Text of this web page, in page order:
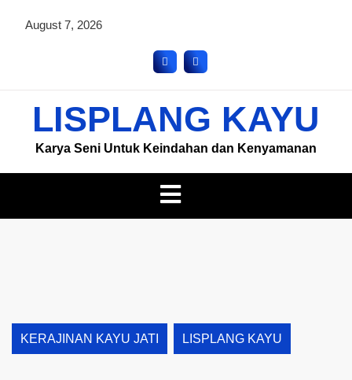
August 7, 2026
LISPLANG KAYU
Karya Seni Untuk Keindahan dan Kenyamanan
KERAJINAN KAYU JATI LISPLANG KAYU